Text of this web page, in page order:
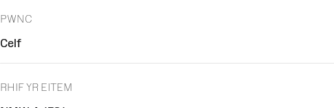
PWNC
Celf
RHIF YR EITEM